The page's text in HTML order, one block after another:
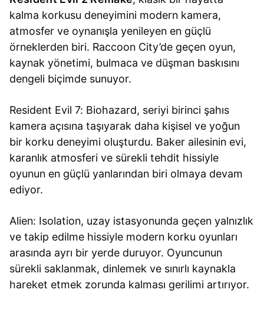
kalma korkusu deneyimini modern kamera,
atmosfer ve oynanışla yenileyen en güçlü
örneklerden biri. Raccoon City’de geçen oyun,
kaynak yönetimi, bulmaca ve düşman baskısını
dengeli biçimde sunuyor.
Resident Evil 7: Biohazard, seriyi birinci şahıs
kamera açısına taşıyarak daha kişisel ve yoğun
bir korku deneyimi oluşturdu. Baker ailesinin evi,
karanlık atmosferi ve sürekli tehdit hissiyle
oyunun en güçlü yanlarından biri olmaya devam
ediyor.
Alien: Isolation, uzay istasyonunda geçen yalnızlık
ve takip edilme hissiyle modern korku oyunları
arasında ayrı bir yerde duruyor. Oyuncunun
sürekli saklanmak, dinlemek ve sınırlı kaynakla
hareket etmek zorunda kalması gerilimi artırıyor.